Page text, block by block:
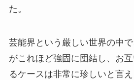
た。
芸能界という厳しい世界の中
がこれほど強固に団結し、お
るケースは非常に珍しいと言え